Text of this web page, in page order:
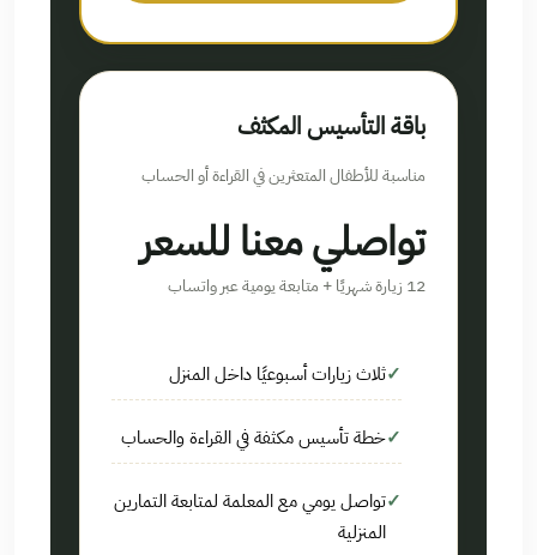
باقة التأسيس المكثف
مناسبة للأطفال المتعثرين في القراءة أو الحساب
تواصلي معنا للسعر
12 زيارة شهريًا + متابعة يومية عبر واتساب
ثلاث زيارات أسبوعيًا داخل المنزل
خطة تأسيس مكثفة في القراءة والحساب
تواصل يومي مع المعلمة لمتابعة التمارين
المنزلية